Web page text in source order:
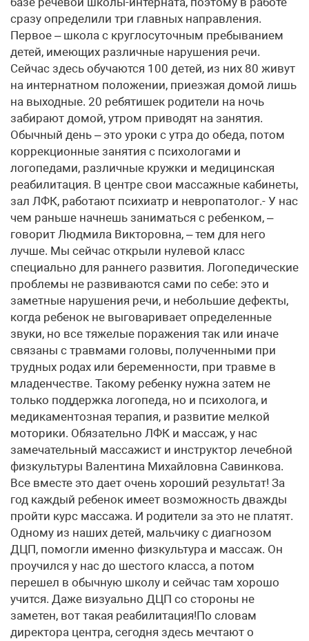
сразу определили три главных направления.
Первое – школа с круглосуточным пребыванием
детей, имеющих различные нарушения речи.
Сейчас здесь обучаются 100 детей, из них 80 живут
на интернатном положении, приезжая домой лишь
на выходные. 20 ребятишек родители на ночь
забирают домой, утром приводят на занятия.
Обычный день – это уроки с утра до обеда, потом
коррекционные занятия с психологами и
логопедами, различные кружки и медицинская
реабилитация. В центре свои массажные кабинеты,
зал ЛФК, работают психиатр и невропатолог.- У нас
чем раньше начнешь заниматься с ребенком, –
говорит Людмила Викторовна, – тем для него
лучше. Мы сейчас открыли нулевой класс
специально для раннего развития. Логопедические
проблемы не развиваются сами по себе: это и
заметные нарушения речи, и небольшие дефекты,
когда ребенок не выговаривает определенные
звуки, но все тяжелые поражения так или иначе
связаны с травмами головы, полученными при
трудных родах или беременности, при травме в
младенчестве. Такому ребенку нужна затем не
только поддержка логопеда, но и психолога, и
медикаментозная терапия, и развитие мелкой
моторики. Обязательно ЛФК и массаж, у нас
замечательный массажист и инструктор лечебной
физкультуры Валентина Михайловна Савинкова.
Все вместе это дает очень хороший результат! За
год каждый ребенок имеет возможность дважды
пройти курс массажа. И родители за это не платят.
Одному из наших детей, мальчику с диагнозом
ДЦП, помогли именно физкультура и массаж. Он
проучился у нас до шестого класса, а потом
перешел в обычную школу и сейчас там хорошо
учится. Даже визуально ДЦП со стороны не
заметен, вот такая реабилитация!По словам
директора центра, сегодня здесь мечтают о